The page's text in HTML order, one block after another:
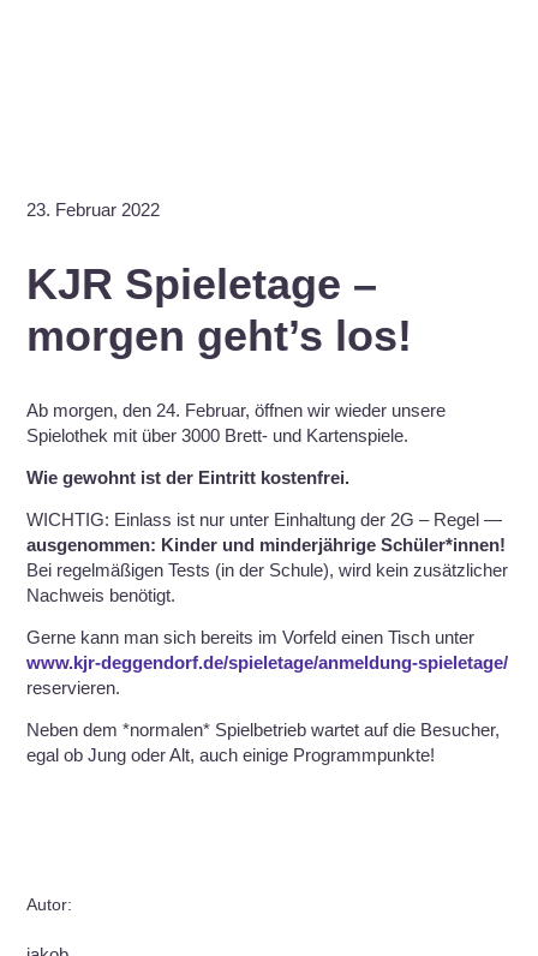
23. Februar 2022
KJR Spieletage –
morgen geht’s los!
Ab morgen, den 24. Februar, öffnen wir wieder unsere
Spielothek mit über 3000 Brett- und Kartenspiele.
Wie gewohnt ist der Eintritt kostenfrei.
WICHTIG: Einlass ist nur unter Einhaltung der 2G – Regel —
ausgenommen: Kinder und minderjährige Schüler*innen!
Bei regelmäßigen Tests (in der Schule), wird kein zusätzlicher
Nachweis benötigt.
Gerne kann man sich bereits im Vorfeld einen Tisch unter
www.kjr-deggendorf.de/spieletage/anmeldung-spieletage/
reservieren.
Neben dem *normalen* Spielbetrieb wartet auf die Besucher,
egal ob Jung oder Alt, auch einige Programmpunkte!
Autor: